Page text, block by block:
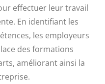
effectuer leur travail
En identifiant les
les employeurs
des formations
améliorant ainsi la